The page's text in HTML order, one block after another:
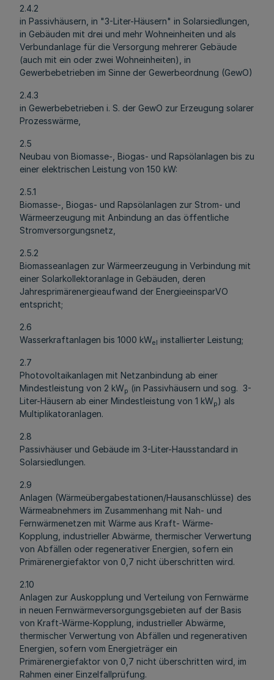
2.4.2
in Passivhäusern, in "3-Liter-Häusern" in Solarsiedlungen,
in Gebäuden mit drei und mehr Wohneinheiten und als
Verbundanlage für die Versorgung mehrerer Gebäude
(auch mit ein oder zwei Wohneinheiten), in
Gewerbebetrieben im Sinne der Gewerbeordnung (GewO)
2.4.3
in Gewerbebetrieben i. S. der GewO zur Erzeugung solarer
Prozesswärme,
2.5
Neubau von Biomasse-, Biogas- und Rapsölanlagen bis zu
einer elektrischen Leistung von 150 kW:
2.5.1
Biomasse-, Biogas- und Rapsölanlagen zur Strom- und
Wärmeerzeugung mit Anbindung an das öffentliche
Stromversorgungsnetz,
2.5.2
Biomasseanlagen zur Wärmeerzeugung in Verbindung mit
einer Solarkollektoranlage in Gebäuden, deren
Jahresprimärenergieaufwand der EnergieeinsparVO
entspricht;
2.6
Wasserkraftanlagen bis 1000 kWel installierter Leistung;
2.7
Photovoltaikanlagen mit Netzanbindung ab einer
Mindestleistung von 2 kWp (in Passivhäusern und sog. 3-
Liter-Häusern ab einer Mindestleistung von 1 kWp) als
Multiplikatoranlagen.
2.8
Passivhäuser und Gebäude im 3-Liter-Hausstandard in
Solarsiedlungen.
2.9
Anlagen (Wärmeübergabestationen/Hausanschlüsse) des
Wärmeabnehmers im Zusammenhang mit Nah- und
Fernwärmenetzen mit Wärme aus Kraft- Wärme-
Kopplung, industrieller Abwärme, thermischer Verwertung
von Abfällen oder regenerativer Energien, sofern ein
Primärenergiefaktor von 0,7 nicht überschritten wird.
2.10
Anlagen zur Auskopplung und Verteilung von Fernwärme
in neuen Fernwärmeversorgungsgebieten auf der Basis
von Kraft-Wärme-Kopplung, industrieller Abwärme,
thermischer Verwertung von Abfällen und regenerativen
Energien, sofern vom Energieträger ein
Primärenergiefaktor von 0,7 nicht überschritten wird, im
Rahmen einer Einzelfallprüfung.